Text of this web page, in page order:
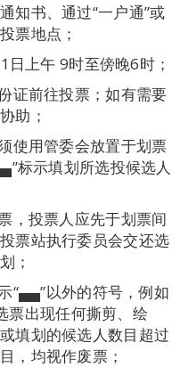
知书、通过“一户通”或
票地点；
上午 9时至傍晚6时；
证前往投票；如有需要
助；
使用管委会放置于划票
标示填划所选投候选人
，投票人应先于划票间
票站执行委员会交还选
；
“▄▄”以外的符号，例如
票出现任何撕剪、绘
填划的候选人数目超过
，均视作废票；